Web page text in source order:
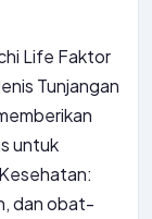
Life Faktor
Tunjangan
untuk
dan obat-